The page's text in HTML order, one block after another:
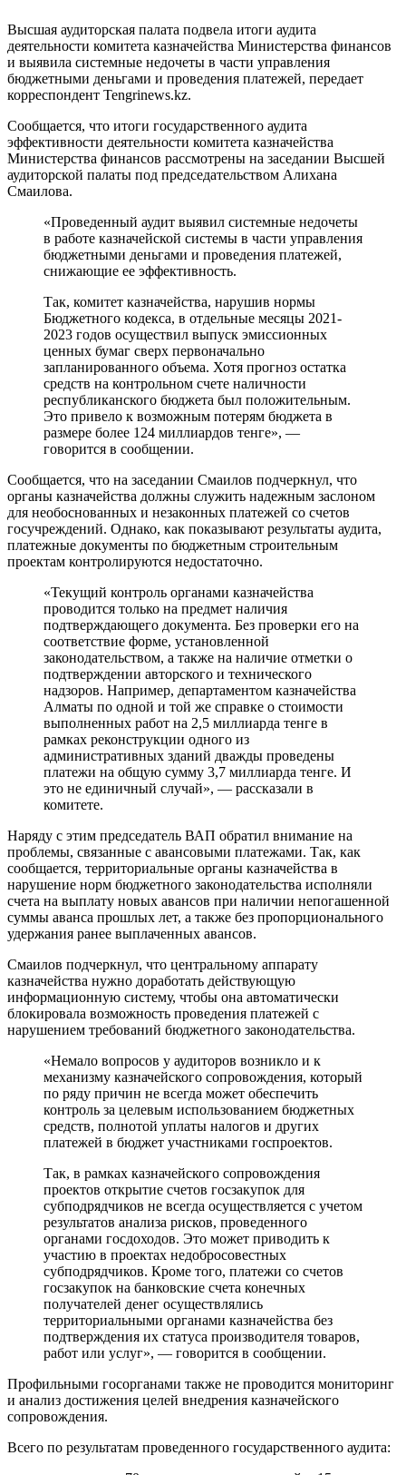
Высшая аудиторская палата подвела итоги аудита
деятельности комитета казначейства Министерства финансов
и выявила системные недочеты в части управления
бюджетными деньгами и проведения платежей, передает
корреспондент Tengrinews.kz.
Сообщается, что итоги государственного аудита
эффективности деятельности комитета казначейства
Министерства финансов рассмотрены на заседании Высшей
аудиторской палаты под председательством Алихана
Смаилова.
«Проведенный аудит выявил системные недочеты
в работе казначейской системы в части управления
бюджетными деньгами и проведения платежей,
снижающие ее эффективность.
Так, комитет казначейства, нарушив нормы
Бюджетного кодекса, в отдельные месяцы 2021-
2023 годов осуществил выпуск эмиссионных
ценных бумаг сверх первоначально
запланированного объема. Хотя прогноз остатка
средств на контрольном счете наличности
республиканского бюджета был положительным.
Это привело к возможным потерям бюджета в
размере более 124 миллиардов тенге», —
говорится в сообщении.
Сообщается, что на заседании Смаилов подчеркнул, что
органы казначейства должны служить надежным заслоном
для необоснованных и незаконных платежей со счетов
госучреждений. Однако, как показывают результаты аудита,
платежные документы по бюджетным строительным
проектам контролируются недостаточно.
«Текущий контроль органами казначейства
проводится только на предмет наличия
подтверждающего документа. Без проверки его на
соответствие форме, установленной
законодательством, а также на наличие отметки о
подтверждении авторского и технического
надзоров. Например, департаментом казначейства
Алматы по одной и той же справке о стоимости
выполненных работ на 2,5 миллиарда тенге в
рамках реконструкции одного из
административных зданий дважды проведены
платежи на общую сумму 3,7 миллиарда тенге. И
это не единичный случай», — рассказали в
комитете.
Наряду с этим председатель ВАП обратил внимание на
проблемы, связанные с авансовыми платежами. Так, как
сообщается, территориальные органы казначейства в
нарушение норм бюджетного законодательства исполняли
счета на выплату новых авансов при наличии непогашенной
суммы аванса прошлых лет, а также без пропорционального
удержания ранее выплаченных авансов.
Смаилов подчеркнул, что центральному аппарату
казначейства нужно доработать действующую
информационную систему, чтобы она автоматически
блокировала возможность проведения платежей с
нарушением требований бюджетного законодательства.
«Немало вопросов у аудиторов возникло и к
механизму казначейского сопровождения, который
по ряду причин не всегда может обеспечить
контроль за целевым использованием бюджетных
средств, полнотой уплаты налогов и других
платежей в бюджет участниками госпроектов.
Так, в рамках казначейского сопровождения
проектов открытие счетов госзакупок для
субподрядчиков не всегда осуществляется с учетом
результатов анализа рисков, проведенного
органами госдоходов. Это может приводить к
участию в проектах недобросовестных
субподрядчиков. Кроме того, платежи со счетов
госзакупок на банковские счета конечных
получателей денег осуществлялись
территориальными органами казначейства без
подтверждения их статуса производителя товаров,
работ или услуг», — говорится в сообщении.
Профильными госорганами также не проводится мониторинг
и анализ достижения целей внедрения казначейского
сопровождения.
Всего по результатам проведенного государственного аудита: